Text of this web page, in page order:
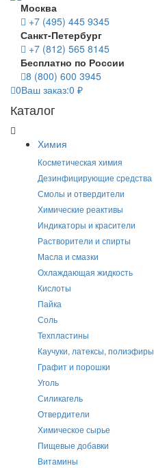
Москва
+7 (495) 445 9345
Санкт-Петербург
+7 (812) 565 8145
Бесплатно по России
8 (800) 600 3945
0Ваш заказ:0 ₽
Каталог
Химия
Косметическая химия
Дезинфицирующие средства
Смолы и отвердители
Химические реактивы
Индикаторы и красители
Растворители и спирты
Масла и смазки
Охлаждающая жидкость
Кислоты
Пайка
Соль
Техпластины
Каучуки, латексы, полиэфиры
Графит и порошки
Уголь
Силикагель
Отвердители
Химическое сырье
Пищевые добавки
Витамины